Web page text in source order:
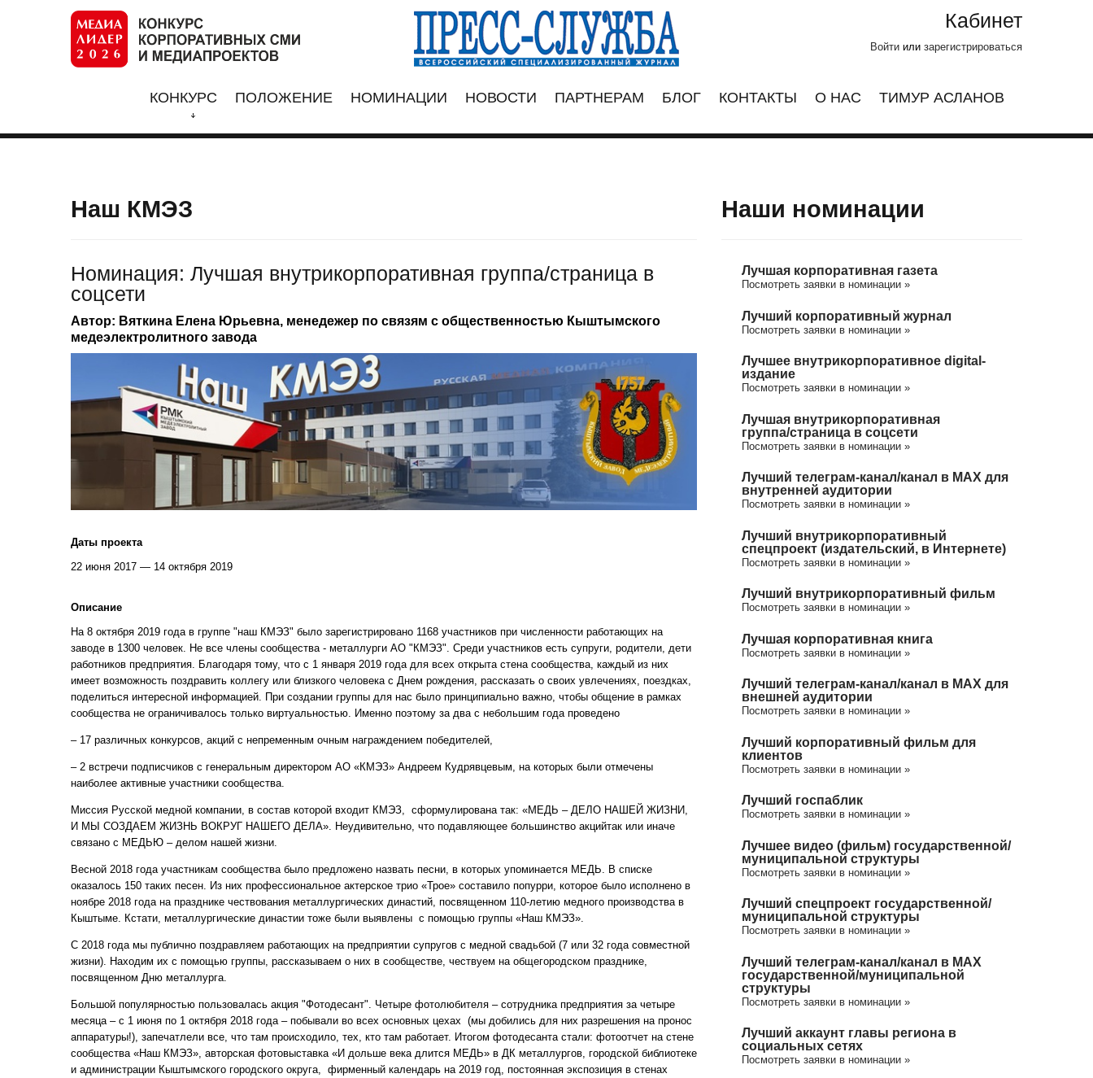
Кабинет
Войти или зарегистрироваться
КОНКУРС ПОЛОЖЕНИЕ НОМИНАЦИИ НОВОСТИ ПАРТНЕРАМ БЛОГ КОНТАКТЫ О НАС ТИМУР АСЛАНОВ
Наш КМЭЗ
Номинация: Лучшая внутрикорпоративная группа/cтраница в
соцсети
Автор: Вяткина Елена Юрьевна, менедежер по связям с общественностью Кыштымского
медеэлектролитного завода
Даты проекта
22 июня 2017 — 14 октября 2019
Описание
На 8 октября 2019 года в группе "наш КМЭЗ" было зарегистрировано 1168 участников при численности работающих на
заводе в 1300 человек. Не все члены сообщества - металлурги АО "КМЭЗ". Среди участников есть супруги, родители, дети
работников предприятия. Благодаря тому, что с 1 января 2019 года для всех открыта стена сообщества, каждый из них
имеет возможность поздравить коллегу или близкого человека с Днем рождения, рассказать о своих увлечениях, поездках,
поделиться интересной информацией. При создании группы для нас было принципиально важно, чтобы общение в рамках
сообщества не ограничивалось только виртуальностью. Именно поэтому за два с небольшим года проведено
– 17 различных конкурсов, акций с непременным очным награждением победителей,
– 2 встречи подписчиков с генеральным директором АО «КМЭЗ» Андреем Кудрявцевым, на которых были отмечены
наиболее активные участники сообщества.
Миссия Русской медной компании, в состав которой входит КМЭЗ, сформулирована так: «МЕДЬ – ДЕЛО НАШЕЙ ЖИЗНИ,
И МЫ СОЗДАЕМ ЖИЗНЬ ВОКРУГ НАШЕГО ДЕЛА». Неудивительно, что подавляющее большинство акцийтак или иначе
связано с МЕДЬЮ – делом нашей жизни.
Весной 2018 года участникам сообщества было предложено назвать песни, в которых упоминается МЕДЬ. В списке
оказалось 150 таких песен. Из них профессиональное актерское трио «Трое» составило попурри, которое было исполнено в
ноябре 2018 года на празднике чествования металлургических династий, посвященном 110-летию медного производства в
Кыштыме. Кстати, металлургические династии тоже были выявлены с помощью группы «Наш КМЭЗ».
С 2018 года мы публично поздравляем работающих на предприятии супругов с медной свадьбой (7 или 32 года совместной
жизни). Находим их с помощью группы, рассказываем о них в сообществе, чествуем на общегородском празднике,
посвященном Дню металлурга.
Большой популярностью пользовалась акция "Фотодесант". Четыре фотолюбителя – сотрудника предприятия за четыре
месяца – с 1 июня по 1 октября 2018 года – побывали во всех основных цехах (мы добились для них разрешения на пронос
аппаратуры!), запечатлели все, что там происходило, тех, кто там работает. Итогом фотодесанта стали: фотоотчет на стене
сообщества «Наш КМЭЗ», авторская фотовыставка «И дольше века длится МЕДЬ» в ДК металлургов, городской библиотеке
и администрации Кыштымского городского округа, фирменный календарь на 2019 год, постоянная экспозиция в стенах
Наши номинации
Лучшая корпоративная газета
Посмотреть заявки в номинации »
Лучший корпоративный журнал
Посмотреть заявки в номинации »
Лучшее внутрикорпоративное digital-
издание
Посмотреть заявки в номинации »
Лучшая внутрикорпоративная
группа/cтраница в соцсети
Посмотреть заявки в номинации »
Лучший телеграм-канал/канал в МАХ для
внутренней аудитории
Посмотреть заявки в номинации »
Лучший внутрикорпоративный
спецпроект (издательский, в Интернете)
Посмотреть заявки в номинации »
Лучший внутрикорпоративный фильм
Посмотреть заявки в номинации »
Лучшая корпоративная книга
Посмотреть заявки в номинации »
Лучший телеграм-канал/канал в МАХ для
внешней аудитории
Посмотреть заявки в номинации »
Лучший корпоративный фильм для
клиентов
Посмотреть заявки в номинации »
Лучший госпаблик
Посмотреть заявки в номинации »
Лучшее видео (фильм) государственной/
муниципальной структуры
Посмотреть заявки в номинации »
Лучший спецпроект государственной/
муниципальной структуры
Посмотреть заявки в номинации »
Лучший телеграм-канал/канал в МАХ
государственной/муниципальной
структуры
Посмотреть заявки в номинации »
Лучший аккаунт главы региона в
социальных сетях
Посмотреть заявки в номинации »